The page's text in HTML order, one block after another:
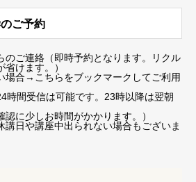
ご予約
ご連絡（即時予約となります。リクル
けます。）
場合→こちらをブックマーク してご利用
時間受信は可能です。23時以降は翌朝
に少しお時間がかかります。）
日や講座中出られない場合もございま